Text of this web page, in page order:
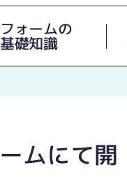
ォームの
基礎知識
ムにて開